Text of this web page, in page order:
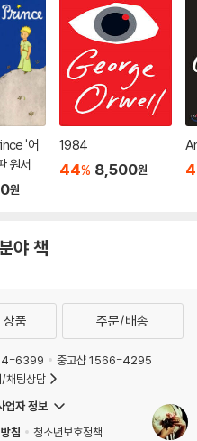
'어
원서
원
1984
44% 8,500원
야 책
상품 주문/배송
6399
중고샵 1566-4295
팅상담
업자 정보
침 청소년보호정책